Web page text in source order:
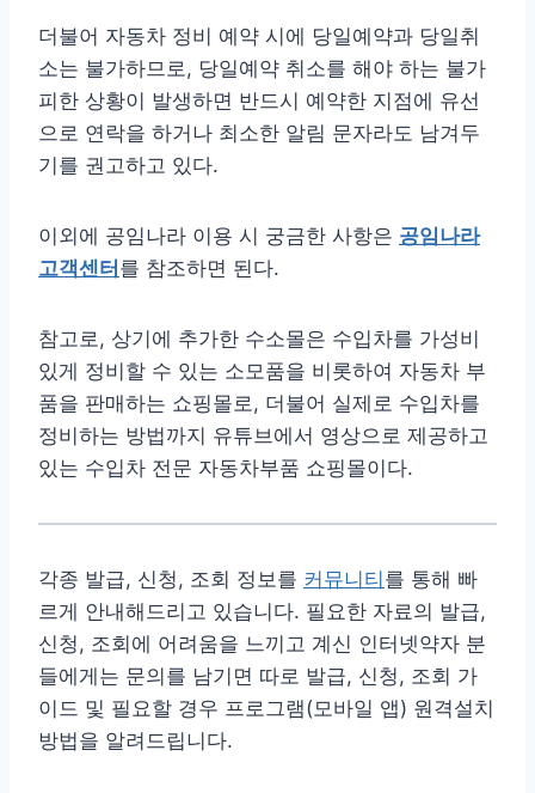
더불어 자동차 정비 예약 시에 당일예약과 당일취
소는 불가하므로, 당일예약 취소를 해야 하는 불가
피한 상황이 발생하면 반드시 예약한 지점에 유선
으로 연락을 하거나 최소한 알림 문자라도 남겨두
기를 권고하고 있다.
이외에 공임나라 이용 시 궁금한 사항은 공임나라
고객센터 를 참조하면 된다.
참고로, 상기에 추가한 수소몰은 수입차를 가성비
있게 정비할 수 있는 소모품을 비롯하여 자동차 부
품을 판매하는 쇼핑몰로, 더불어 실제로 수입차를
정비하는 방법까지 유튜브에서 영상으로 제공하고
있는 수입차 전문 자동차부품 쇼핑몰이다.
각종 발급, 신청, 조회 정보를 커뮤니티 를 통해 빠
르게 안내해드리고 있습니다. 필요한 자료의 발급,
신청, 조회에 어려움을 느끼고 계신 인터넷약자 분
들에게는 문의를 남기면 따로 발급, 신청, 조회 가
이드 및 필요할 경우 프로그램(모바일 앱) 원격설치
방법을 알려드립니다.